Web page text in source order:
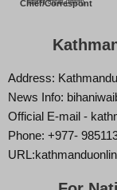
Chief/Correspont
बिज्ञान वाईबा (ममता)
Address:
News Info:
Official E-mail -
Phone: +977-